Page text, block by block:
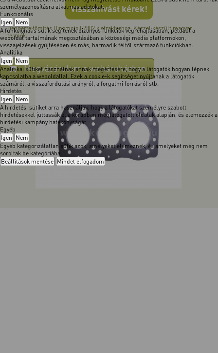
személyazonosításra alkalmas adatokat.
Funkcionális
Igen Nem
A funkcionális sütik segítenek bizonyos funkciók végrehajtásában, például a
weboldal tartalmának megosztásában a közösségi média platformokon,
visszajelzések gyűjtésében és más, harmadik féltől származó funkciókban.
Analitika
Igen Nem
Analitikai sütiket használnak annak megértésére, hogy a látogatók hogyan lépnek
kapcsolatba a weboldallal. Ezek a cookie-k segítséget nyújtanak a látogatók
számáról, a visszafordulási arányról, a forgalmi forrásról stb.
Hirdetés
Igen Nem
A hirdetési sütiket arra használják, hogy a látogatókat személyre szabott
hirdetésekkel juttassák el a korábban meglátogatott oldalak alapján, és elemezzék a
hirdetési kampány hatékonyságát.
Egyéb
Igen Nem
Egyéb kategorizálatlan sütik azok, amelyeket elemeznek, és amelyeket még nem
soroltak be kategóriába.
Beállítások mentése Mindet elfogadom
Visszahívást kérek!
Hengerfejtömítés Hinomoto E2802 kistraktorhoz. Kézzel készült magyar
termék.
Megvásárolom a webáruházban